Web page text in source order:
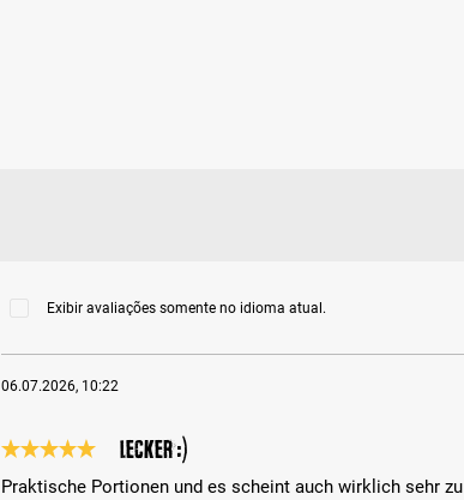
Exibir avaliações somente no idioma atual.
06.07.2026, 10:22
Análise com classificação de 5 de 5 estrelas
Lecker :)
Praktische Portionen und es scheint auch wirklich sehr